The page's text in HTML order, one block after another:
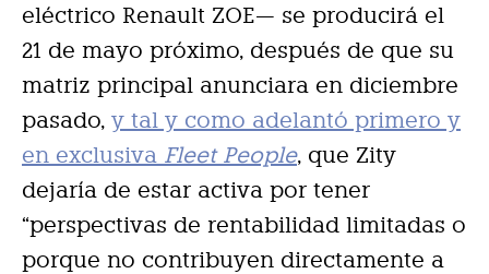
eléctrico Renault ZOE— se producirá el
21 de mayo próximo, después de que su
matriz principal anunciara en diciembre
pasado, y tal y como adelantó primero y
en exclusiva Fleet People, que Zity
dejaría de estar activa por tener
“perspectivas de rentabilidad limitadas o
porque no contribuyen directamente a